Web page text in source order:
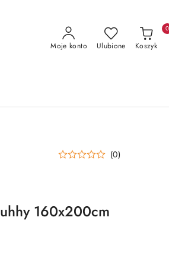
Moje konto Ulubione Koszyk
0
(0)
160x200cm